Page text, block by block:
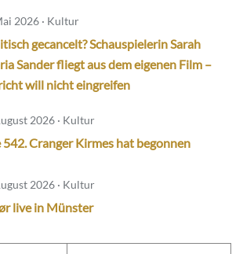
2026 · Kultur
gecancelt? Schauspielerin Sarah
Sander fliegt aus dem eigenen Film –
will nicht eingreifen
2026 · Kultur
542. Cranger Kirmes hat begonnen
2026 · Kultur
live in Münster